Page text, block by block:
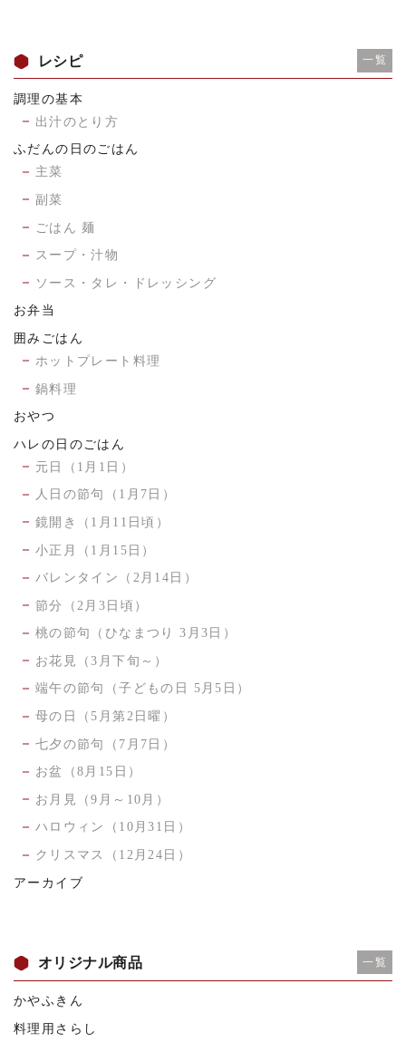
レシピ 一覧
調理の基本
出汁のとり方
ふだんの日のごはん
主菜
副菜
ごはん 麺
スープ・汁物
ソース・タレ・ドレッシング
お弁当
囲みごはん
ホットプレート料理
鍋料理
おやつ
ハレの日のごはん
元日（1月1日）
人日の節句（1月7日）
鏡開き（1月11日頃）
小正月（1月15日）
バレンタイン（2月14日）
節分（2月3日頃）
桃の節句（ひなまつり 3月3日）
お花見（3月下旬～）
端午の節句（子どもの日 5月5日）
母の日（5月第2日曜）
七夕の節句（7月7日）
お盆（8月15日）
お月見（9月～10月）
ハロウィン（10月31日）
クリスマス（12月24日）
アーカイブ
オリジナル商品 一覧
かやふきん
料理用さらし